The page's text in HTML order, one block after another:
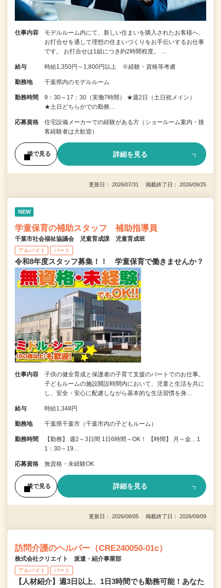
仕事内容
モデルルーム内にて、新しい住まいを購入されたお客様へ、
お打合せを通して理想の住まいづくりをお手伝いするお仕事
です。 お打合せは1組につき約2時間程度。 …
給与 時給1,350円～1,800円以上 ※経験・資格等考慮
勤務地 千葉県内のモデルルーム
勤務時間
9：30～17：30（実働7時間） ★週2日（土日祝メイン）
★土日どちらかでの勤務…
応募資格
住宅設備メーカーでの経験がある方（ショールーム案内・接
客経験者は大歓迎）
後で見る 詳細を見る
更新日： 2026/07/31 掲載終了日： 2026/09/25
NEW
学童保育の補助スタッフ 補助指導員
千葉市社会福祉協議会 児童育成課 児童育成班
アルバイト パート
令和8年度スタッフ募集！！ 学童保育で働きませんか？
仕事内容
子供の健全育成と保護者の子育て支援のパートでのお仕事。
子どもルームの施設開設時間内において、児童と生活を共に
し、安全・安心に配慮しながら基本的な生活習慣を身…
給与 時給1,348円
勤務地 千葉県千葉市（千葉市内の子どもルーム）
勤務時間
【勤務】 週2～3日間 1日6時間～OK！ 【時間】 月～金…1
1：30～19…
応募資格 無資格・未経験OK
後で見る 詳細を見る
更新日： 2026/08/05 掲載終了日： 2026/09/09
訪問介護のヘルパー（CRE240050-01c）
株式会社クリエイト 派遣・紹介事業部
アルバイト パート
【人材紹介】週3日以上、1日3時間でも勤務可能！あなた